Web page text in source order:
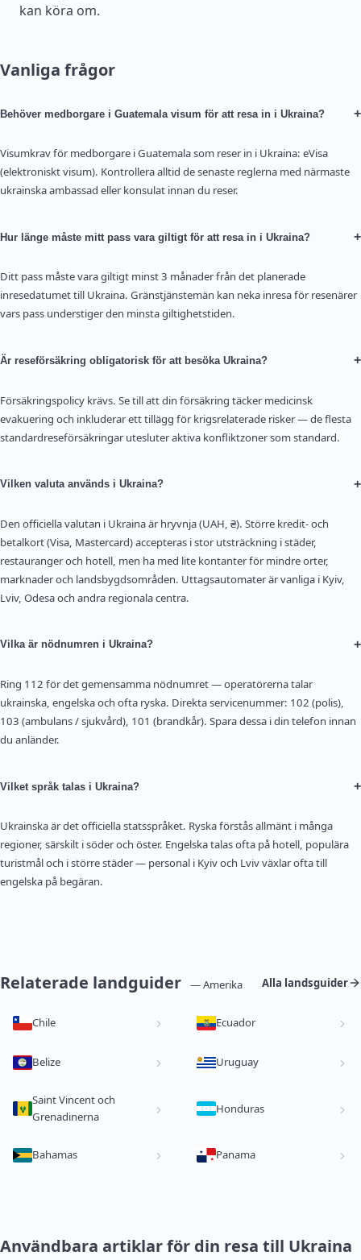
kan köra om.
Vanliga frågor
Behöver medborgare i Guatemala visum för att resa in i Ukraina? +
Visumkrav för medborgare i Guatemala som reser in i Ukraina: eVisa
(elektroniskt visum). Kontrollera alltid de senaste reglerna med närmaste
ukrainska ambassad eller konsulat innan du reser.
Hur länge måste mitt pass vara giltigt för att resa in i Ukraina? +
Ditt pass måste vara giltigt minst 3 månader från det planerade
inresedatumet till Ukraina. Gränstjänstemän kan neka inresa för resenärer
vars pass understiger den minsta giltighetstiden.
Är reseförsäkring obligatorisk för att besöka Ukraina? +
Försäkringspolicy krävs. Se till att din försäkring täcker medicinsk
evakuering och inkluderar ett tillägg för krigsrelaterade risker — de flesta
standardreseförsäkringar utesluter aktiva konfliktzoner som standard.
Vilken valuta används i Ukraina? +
Den officiella valutan i Ukraina är hryvnja (UAH, ₴). Större kredit- och
betalkort (Visa, Mastercard) accepteras i stor utsträckning i städer,
restauranger och hotell, men ha med lite kontanter för mindre orter,
marknader och landsbygdsområden. Uttagsautomater är vanliga i Kyiv,
Lviv, Odesa och andra regionala centra.
Vilka är nödnumren i Ukraina? +
Ring 112 för det gemensamma nödnumret — operatörerna talar
ukrainska, engelska och ofta ryska. Direkta servicenummer: 102 (polis),
103 (ambulans / sjukvård), 101 (brandkår). Spara dessa i din telefon innan
du anländer.
Vilket språk talas i Ukraina? +
Ukrainska är det officiella statsspråket. Ryska förstås allmänt i många
regioner, särskilt i söder och öster. Engelska talas ofta på hotell, populära
turistmål och i större städer — personal i Kyiv och Lviv växlar ofta till
engelska på begäran.
Relaterade landguider — Amerika Alla landsguider
Chile Ecuador
Belize Uruguay
Saint Vincent och
Grenadinerna
Honduras
Bahamas Panama
Användbara artiklar för din resa till Ukraina